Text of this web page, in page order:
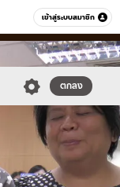
เข้าสู่ระบบสมาชิก
หมวดอื่นๆ
ตกลง